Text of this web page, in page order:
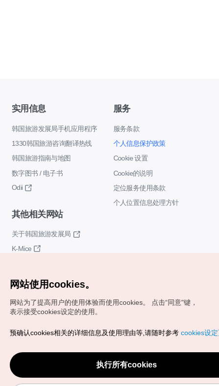
实用信息
韩国旅游发展局手机应用程序
1330韩国旅游咨询翻译热线
韩国旅游指南与地图
数字图书 / 电子书
Odii
服务
服务条款
个人信息保护政策
Cookie 设置
Cookie的说明
定位服务使用条款
个人位置信息处理方针
其他相关网站
关于韩国旅游发展局
K-Mice
Copyrights (c) 韩国旅游发展局版权所有
VISITKOREA官方邮箱
chnsim@knto.or.kr
网站使用cookies。
网站为了提高用户的使用体验而使用cookies。
点击“同意"键，
表示接受cookies设定的使用。
预确认cookies相关的详细信息及使用理由等,请随时参考 cookies设
执行所有cookies